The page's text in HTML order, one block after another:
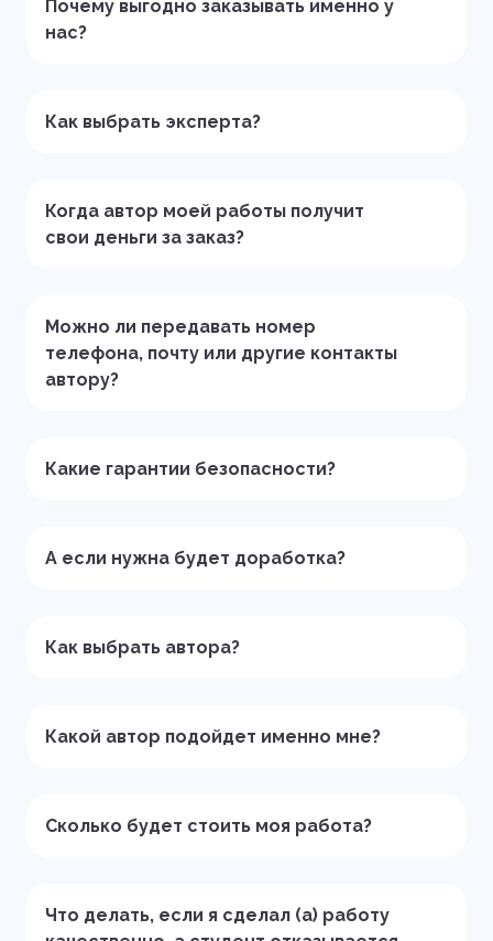
Почему выгодно заказывать именно у
нас?
Как выбрать эксперта?
Когда автор моей работы получит
свои деньги за заказ?
Можно ли передавать номер
телефона, почту или другие контакты
автору?
Какие гарантии безопасности?
А если нужна будет доработка?
Как выбрать автора?
Какой автор подойдет именно мне?
Сколько будет стоить моя работа?
Что делать, если я сделал (а) работу